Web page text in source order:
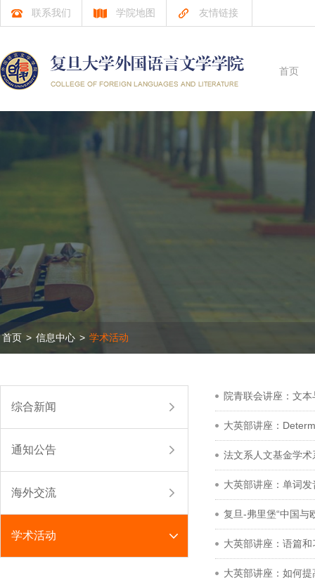
联系我们 学院地图 友情链接
首页
首页 > 信息中心 > 学术活动
综合新闻
通知公告
海外交流
学术活动
院青联会讲座：文本
大英部讲座：
法文系人文基金学术
大英部讲座：单词
复旦-弗里堡“中国与
大英部讲座：语篇
大英部讲座：如何